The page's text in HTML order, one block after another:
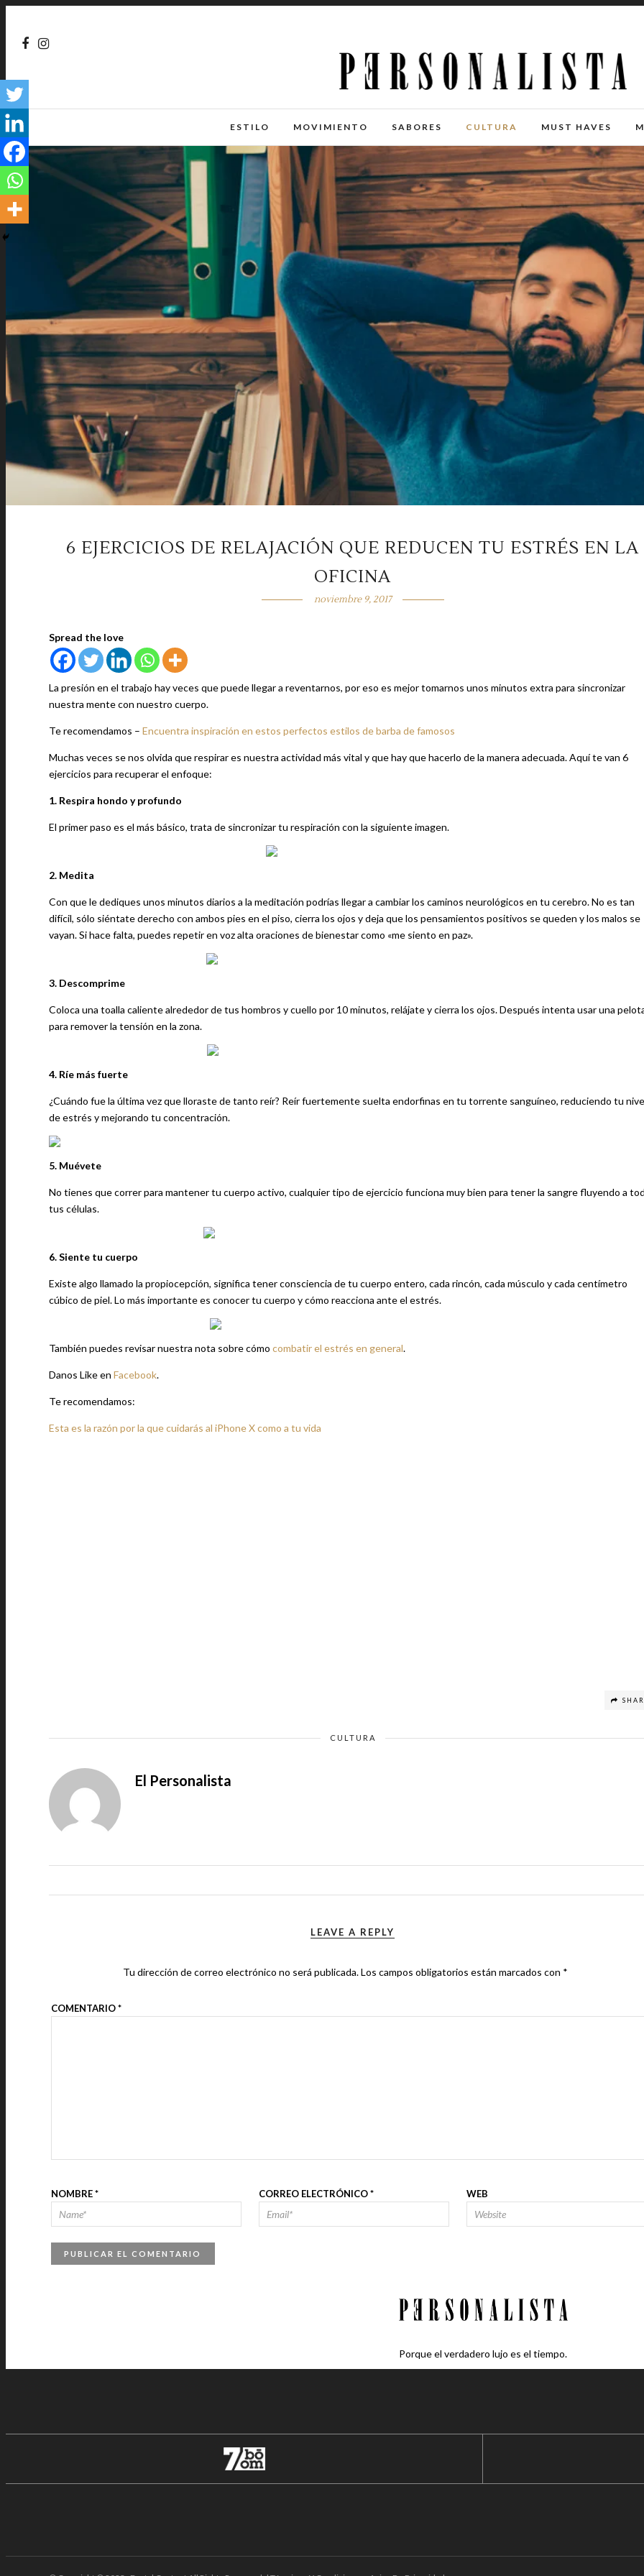
ESTILO MOVIMIENTO SABORES CULTURA MUST HAVES
6 EJERCICIOS DE RELAJACIÓN QUE REDUCEN TU ESTRÉS EN LA
OFICINA
noviembre 9, 2017
Spread the love
La presión en el trabajo hay veces que puede llegar a reventarnos, por eso es mejor tomarnos unos minutos extra para sincronizar
nuestra mente con nuestro cuerpo.
Te recomendamos – Encuentra inspiración en estos perfectos estilos de barba de famosos
Muchas veces se nos olvida que respirar es nuestra actividad más vital y que hay que hacerlo de la manera adecuada. Aquí te van 6
ejercicios para recuperar el enfoque:
1. Respira hondo y profundo
El primer paso es el más básico, trata de sincronizar tu respiración con la siguiente imagen.
2. Medita
Con que le dediques unos minutos diarios a la meditación podrías llegar a cambiar los caminos neurológicos en tu cerebro. No es tan
difícil, sólo siéntate derecho con ambos pies en el piso, cierra los ojos y deja que los pensamientos positivos se queden y los malos se
vayan. Si hace falta, puedes repetir en voz alta oraciones de bienestar como «me siento en paz».
3. Descomprime
Coloca una toalla caliente alrededor de tus hombros y cuello por 10 minutos, relájate y cierra los ojos. Después intenta usar una
para remover la tensión en la zona.
4. Ríe más fuerte
¿Cuándo fue la última vez que lloraste de tanto reír? Reír fuertemente suelta endorfinas en tu torrente sanguíneo, reduciendo tu
de estrés y mejorando tu concentración.
5. Muévete
No tienes que correr para mantener tu cuerpo activo, cualquier tipo de ejercicio funciona muy bien para tener la sangre fluyendo a
tus células.
6. Siente tu cuerpo
Existe algo llamado la propiocepción, significa tener consciencia de tu cuerpo entero, cada rincón, cada músculo y cada centímetro
cúbico de piel. Lo más importante es conocer tu cuerpo y cómo reacciona ante el estrés.
También puedes revisar nuestra nota sobre cómo combatir el estrés en general.
Danos Like en Facebook.
Te recomendamos:
Esta es la razón por la que cuidarás al iPhone X como a tu vida
CULTURA
El Personalista
LEAVE A REPLY
Tu dirección de correo electrónico no será publicada.Los campos obligatorios están marcados con *
COMENTARIO*
NOMBRE* CORREO ELECTRÓNICO* WEB
Porque el verdadero lujo es el tiempo.